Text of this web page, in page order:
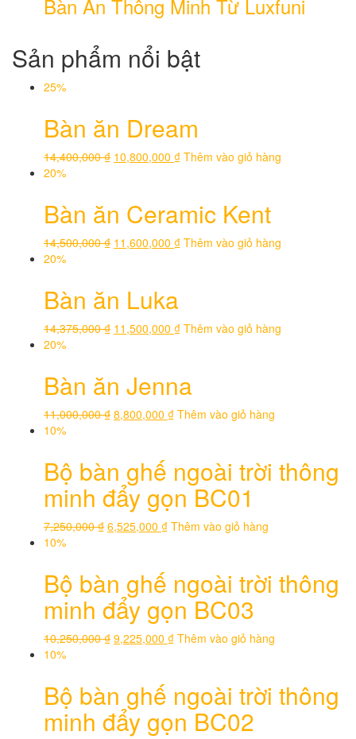
Bàn Ăn Thông Minh Từ Luxfuni
Sản phẩm nổi bật
25%
Bàn ăn Dream
14,400,000₫ 10,800,000 ₫ Thêm vào giỏ hàng
20%
Bàn ăn Ceramic Kent
14,500,000₫ 11,600,000 ₫ Thêm vào giỏ hàng
20%
Bàn ăn Luka
14,375,000₫ 11,500,000 ₫ Thêm vào giỏ hàng
20%
Bàn ăn Jenna
11,000,000₫ 8,800,000 ₫ Thêm vào giỏ hàng
10%
Bộ bàn ghế ngoài trời thông
minh đẩy gọn BC01
7,250,000₫ 6,525,000 ₫ Thêm vào giỏ hàng
10%
Bộ bàn ghế ngoài trời thông
minh đẩy gọn BC03
10,250,000₫ 9,225,000 ₫ Thêm vào giỏ hàng
10%
Bộ bàn ghế ngoài trời thông
minh đẩy gọn BC02